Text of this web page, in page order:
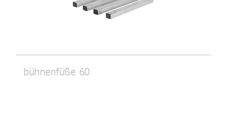
bühnenfüße 60